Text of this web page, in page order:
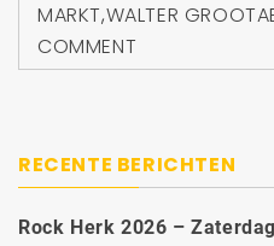
MARKT,WALTER
COMMENT
RECENTE BERICHTEN
Rock Herk 2026 –